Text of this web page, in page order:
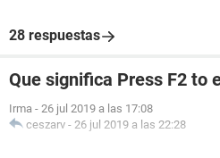
28 respuestas
Que significa Press F2 to
Irma - 26 jul 2019 a las 17:08
ceszarv - 26 jul 2019 a las 22:28